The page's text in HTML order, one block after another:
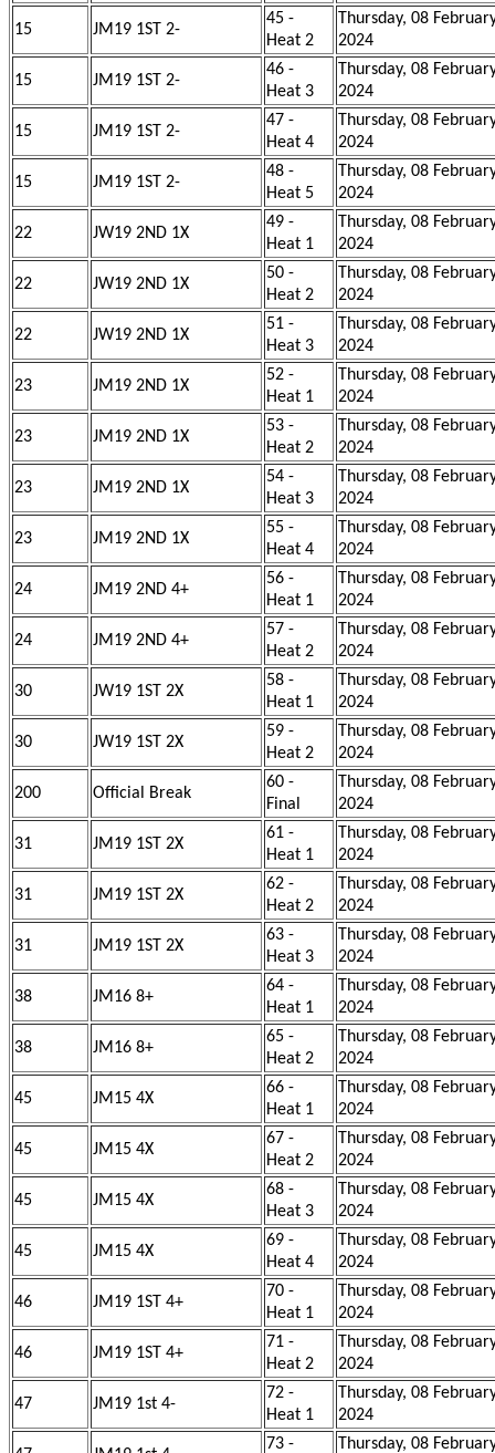
15 JM19 1ST 2-
45 -
Heat 2
Thursday, 08
2024
15 JM19 1ST 2-
46 -
Heat 3
Thursday, 08
2024
15 JM19 1ST 2-
47 -
Heat 4
Thursday, 08
2024
15 JM19 1ST 2-
48 -
Heat 5
Thursday, 08
2024
22 JW19 2ND 1X
49 -
Heat 1
Thursday, 08
2024
22 JW19 2ND 1X
50 -
Heat 2
Thursday, 08
2024
22 JW19 2ND 1X
51 -
Heat 3
Thursday, 08
2024
23 JM19 2ND 1X
52 -
Heat 1
Thursday, 08
2024
23 JM19 2ND 1X
53 -
Heat 2
Thursday, 08
2024
23 JM19 2ND 1X
54 -
Heat 3
Thursday, 08
2024
23 JM19 2ND 1X
55 -
Heat 4
Thursday, 08
2024
24 JM19 2ND 4+
56 -
Heat 1
Thursday, 08
2024
24 JM19 2ND 4+
57 -
Heat 2
Thursday, 08
2024
30 JW19 1ST 2X
58 -
Heat 1
Thursday, 08
2024
30 JW19 1ST 2X
59 -
Heat 2
Thursday, 08
2024
200 Official Break
60 -
Final
Thursday, 08
2024
31 JM19 1ST 2X
61 -
Heat 1
Thursday, 08
2024
31 JM19 1ST 2X
62 -
Heat 2
Thursday, 08
2024
31 JM19 1ST 2X
63 -
Heat 3
Thursday, 08
2024
38 JM16 8+
64 -
Heat 1
Thursday, 08
2024
38 JM16 8+
65 -
Heat 2
Thursday, 08
2024
45 JM15 4X
66 -
Heat 1
Thursday, 08
2024
45 JM15 4X
67 -
Heat 2
Thursday, 08
2024
45 JM15 4X
68 -
Heat 3
Thursday, 08
2024
45 JM15 4X
69 -
Heat 4
Thursday, 08
2024
46 JM19 1ST 4+
70 -
Heat 1
Thursday, 08
2024
46 JM19 1ST 4+
71 -
Heat 2
Thursday, 08
2024
47 JM19 1st 4-
72 -
Heat 1
Thursday, 08
2024
73 - Thursday, 08